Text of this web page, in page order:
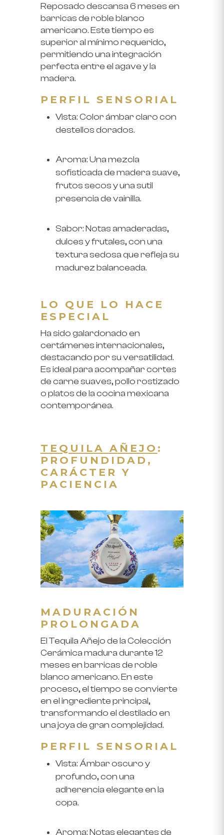
Reposado descansa6 meses en
barricas de roble blanco
americano. Este tiempo es
superior al mínimo requerido,
permitiendo una integración
perfecta entre el agave y la
madera.
PERFIL SENSORIAL
Vista:Color ámbar claro con
destellos dorados.
Aroma:Una mezcla
sofisticada de madera suave,
frutos secos y una sutil
presencia de vainilla.
Sabor:Notas amaderadas,
dulces y frutales, con una
textura sedosa que refleja su
madurez balanceada.
LO QUE LO HACE
ESPECIAL
Ha sido galardonado en
certámenes internacionales,
destacando por su versatilidad.
Es ideal para acompañar cortes
de carne suaves, pollo rostizado
o platos de la cocina mexicana
contemporánea.
TEQUILA AÑEJO :
PROFUNDIDAD,
CARÁCTER Y
PACIENCIA
MADURACIÓN
PROLONGADA
El Tequila Añejo de la Colección
Cerámica madura durante12
meses en barricas de roble
blanco americano. En este
proceso, el tiempo se convierte
en el ingrediente principal,
transformando el destilado en
una joya de gran complejidad.
PERFIL SENSORIAL
Vista:Ámbar oscuro y
profundo, con una
adherencia elegante en la
copa.
Aroma:Notas elegantes de